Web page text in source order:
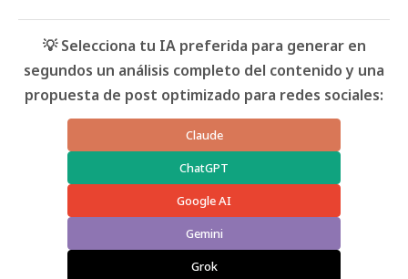
💡 Selecciona tu IA preferida para generar en
segundos un análisis completo del contenido y una
propuesta de post optimizado para redes sociales:
Claude
ChatGPT
Google AI
Gemini
Grok